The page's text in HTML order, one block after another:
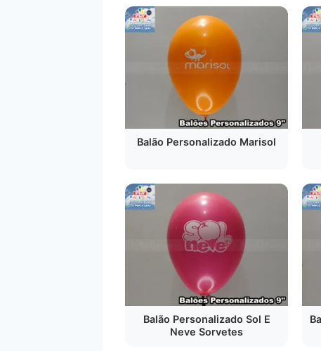
Balão Personalizado Marisol
Balão Personalizado Sol E
Neve Sorvetes